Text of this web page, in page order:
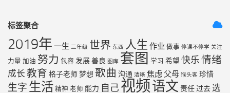
标签聚合
2019年 一生 三年级 世界 东西 人生 作业 做事 停课不停学 关注
力量 加油 努力 包容 发展善良 图库 套图 学习 希望 快乐情绪
成长 教育 格子老师梦想 歌曲 沟通 清晰 焦虑 父母 猴头客 珍惜
生字 生活 精神 老师 能力 自己 视频语文 责任过去 选